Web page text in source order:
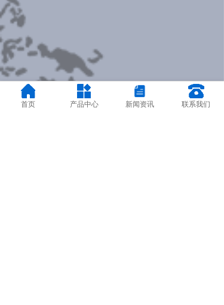
首页 产品中心 新闻资讯 联系我们